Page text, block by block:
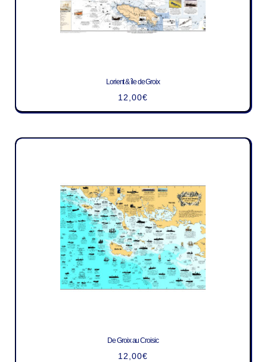
Lorient & île de Groix
12,00€
De Groix au Croisic
12,00€